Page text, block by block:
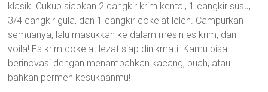
klasik. Cukup siapkan 2 cangkir krim kental, 1 cangkir susu,
3/4 cangkir gula, dan 1 cangkir cokelat leleh. Campurkan
semuanya, lalu masukkan ke dalam mesin es krim, dan
voila! Es krim cokelat lezat siap dinikmati. Kamu bisa
berinovasi dengan menambahkan kacang, buah, atau
bahkan permen kesukaanmu!